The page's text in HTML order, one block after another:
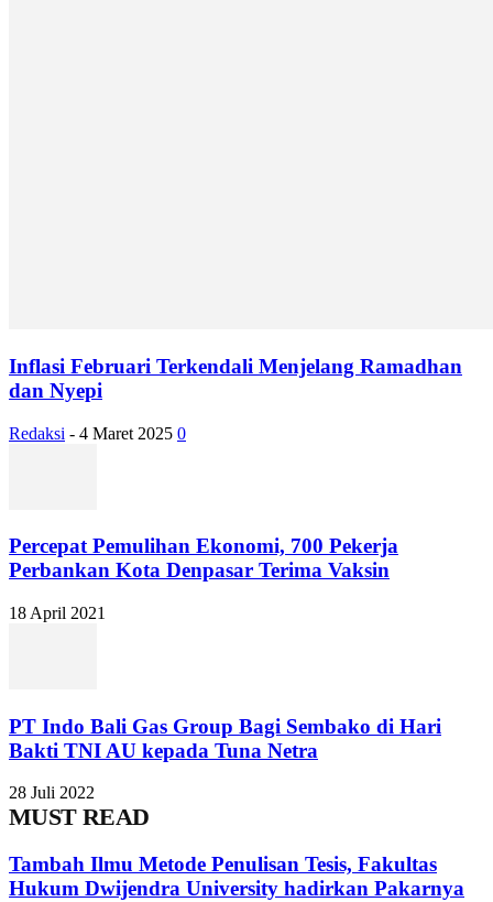
Inflasi Februari Terkendali Menjelang Ramadhan
dan Nyepi
Redaksi - 4 Maret 2025 0
Percepat Pemulihan Ekonomi, 700 Pekerja
Perbankan Kota Denpasar Terima Vaksin
18 April 2021
PT Indo Bali Gas Group Bagi Sembako di Hari
Bakti TNI AU kepada Tuna Netra
28 Juli 2022
MUST READ
Tambah Ilmu Metode Penulisan Tesis, Fakultas
Hukum Dwijendra University hadirkan Pakarnya